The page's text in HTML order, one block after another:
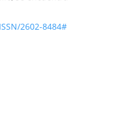
2602-8484#